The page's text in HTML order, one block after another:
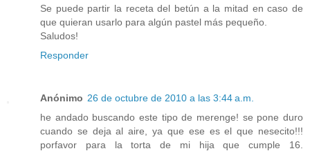
Se puede partir la receta del betún a la mitad en caso de
que quieran usarlo para algún pastel más pequeño.
Saludos!
Responder
Anónimo 26 de octubre de 2010 a las 3:44 a.m.
he andado buscando este tipo de merenge! se pone duro
cuando se deja al aire, ya que ese es el que nesecito!!!
porfavor para la torta de mi hija que cumple 16.